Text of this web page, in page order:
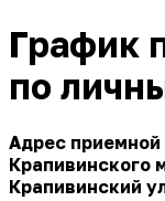
График
по
Адрес
Крапивинского
Крапивинский